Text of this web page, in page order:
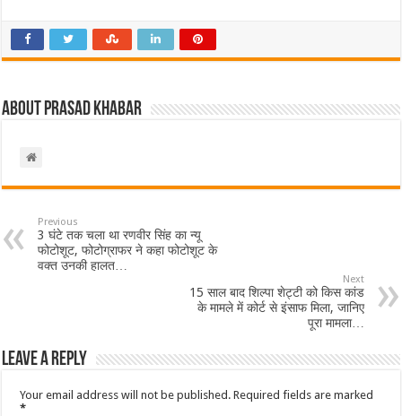
About Prasad Khabar
Previous
3 घंटे तक चला था रणवीर सिंह का न्यू
फोटोशूट, फोटोग्राफर ने कहा फोटोशूट के
वक्त उनकी हालत…
Next
15 साल बाद शिल्पा शेट्टी को किस कांड
के मामले में कोर्ट से इंसाफ मिला, जानिए
पूरा मामला…
Leave a Reply
Your email address will not be published. Required fields are marked
*